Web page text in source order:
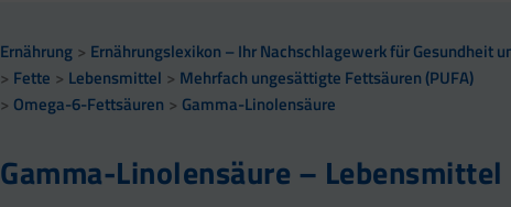
Ernährung
Ernährungslexikon – Ihr Nachschlagewerk für Gesundheit
Fette
Lebensmittel
Mehrfach ungesättigte Fettsäuren (PUFA)
Omega-6-Fettsäuren
Gamma-Linolensäure
Gamma-Linolensäure – Lebensmittel